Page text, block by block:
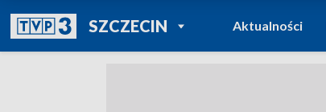
SZCZECINPOWRÓT DO
TVP REGIONY
Aktualności